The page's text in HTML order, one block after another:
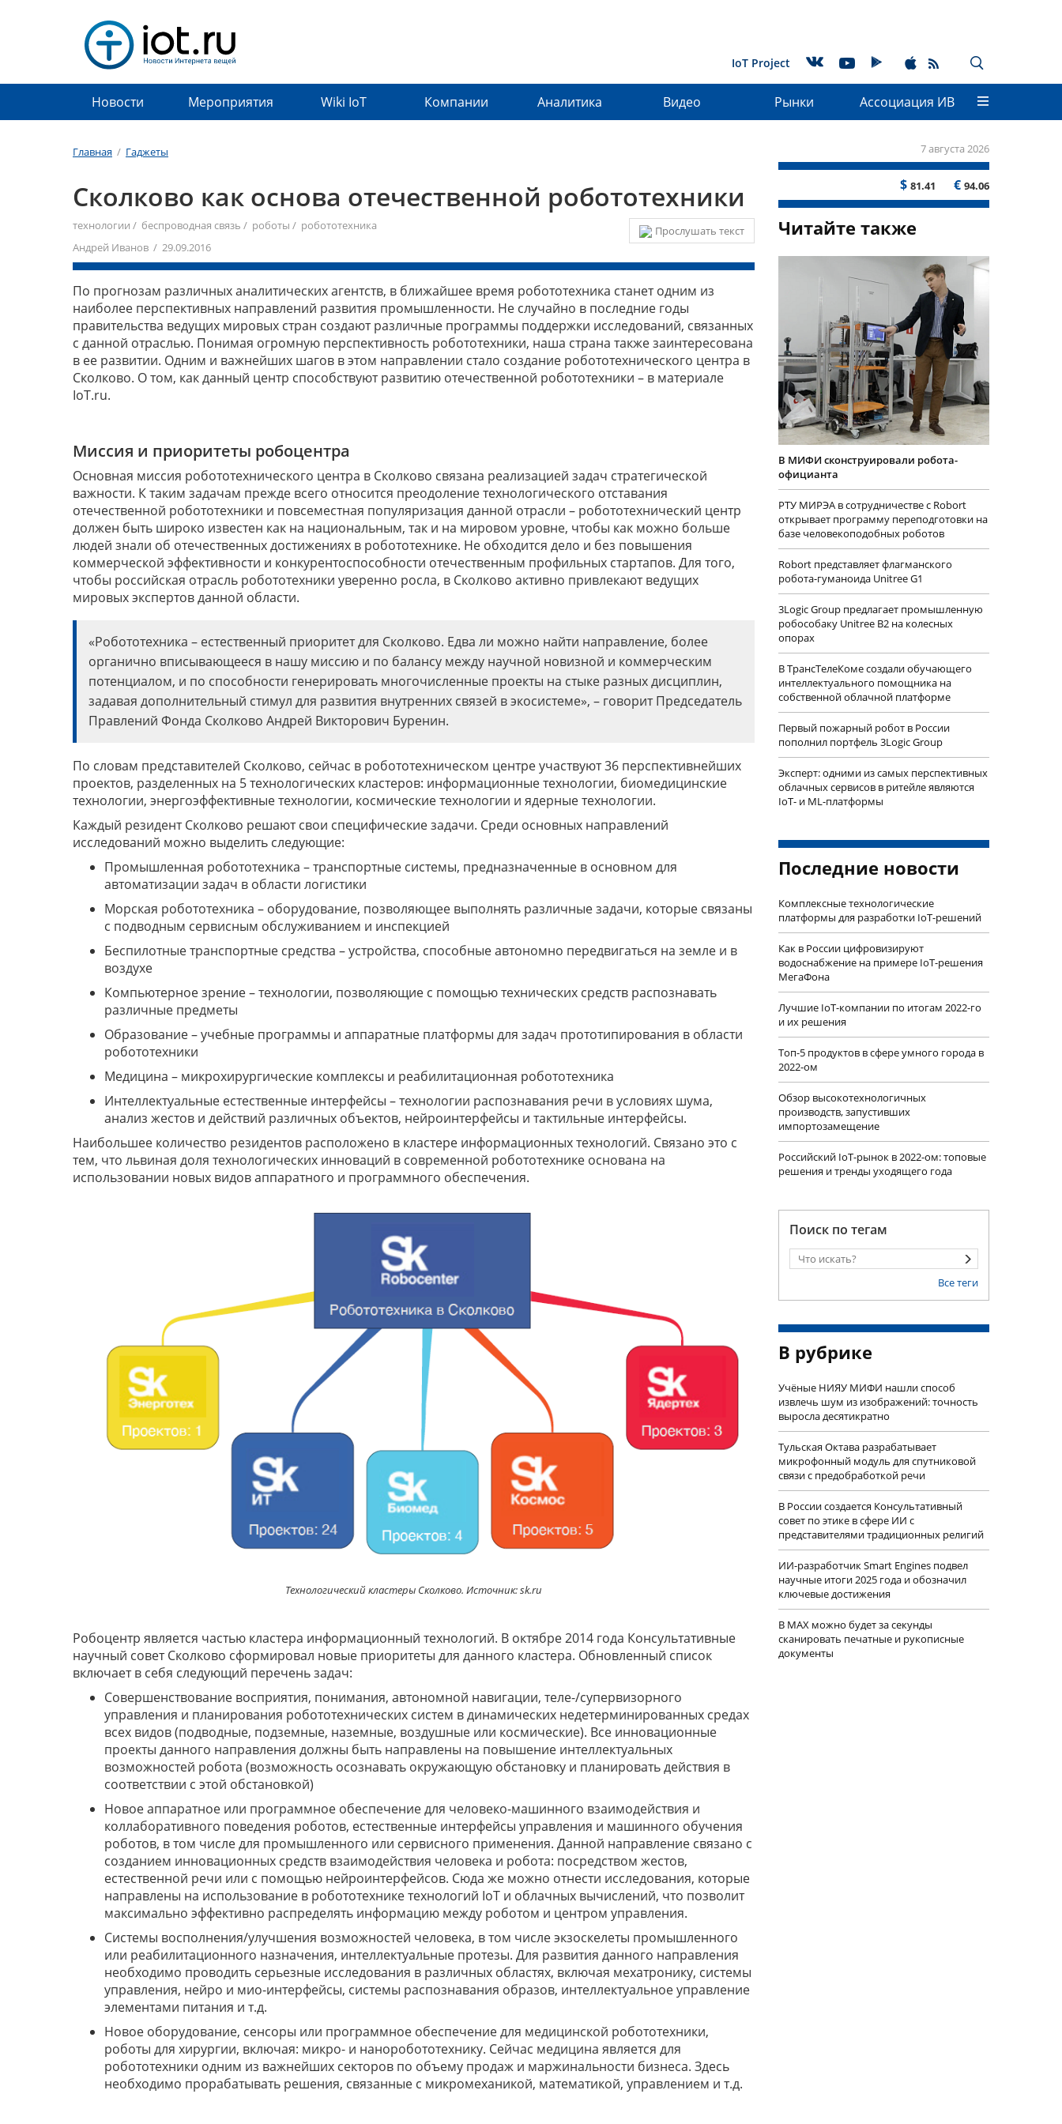
IoT Project
Новости Мероприятия Wiki IoT Компании Аналитика Видео Рынки Ассоциация ИВ
Главная / Гаджеты 7 августа 2026
$ 81.41 € 94.06
Сколково как основа отечественной робототехники
Прослушать текст
технологии / беспроводная связь / роботы / робототехника
Андрей Иванов / 29.09.2016
По прогнозам различных аналитических агентств, в ближайшее время робототехника станет одним из
наиболее перспективных направлений развития промышленности. Не случайно в последние годы
правительства ведущих мировых стран создают различные программы поддержки исследований, связанных
с данной отраслью. Понимая огромную перспективность робототехники, наша страна также заинтересована
в ее развитии. Одним и важнейших шагов в этом направлении стало создание робототехнического центра в
Сколково. О том, как данный центр способствуют развитию отечественной робототехники – в материале
IoT.ru.
Миссия и приоритеты робоцентра
Основная миссия робототехнического центра в Сколково связана реализацией задач стратегической
важности. К таким задачам прежде всего относится преодоление технологического отставания
отечественной робототехники и повсеместная популяризация данной отрасли – робототехнический центр
должен быть широко известен как на национальным, так и на мировом уровне, чтобы как можно больше
людей знали об отечественных достижениях в робототехнике. Не обходится дело и без повышения
коммерческой эффективности и конкурентоспособности отечественным профильных стартапов. Для того,
чтобы российская отрасль робототехники уверенно росла, в Сколково активно привлекают ведущих
мировых экспертов данной области.
«Робототехника – естественный приоритет для Сколково. Едва ли можно найти направление, более
органично вписывающееся в нашу миссию и по балансу между научной новизной и коммерческим
потенциалом, и по способности генерировать многочисленные проекты на стыке разных дисциплин,
задавая дополнительный стимул для развития внутренних связей в экосистеме», – говорит Председатель
Правлений Фонда Сколково Андрей Викторович Буренин.
По словам представителей Сколково, сейчас в робототехническом центре участвуют 36 перспективнейших
проектов, разделенных на 5 технологических кластеров: информационные технологии, биомедицинские
технологии, энергоэффективные технологии, космические технологии и ядерные технологии.
Каждый резидент Сколково решают свои специфические задачи. Среди основных направлений
исследований можно выделить следующие:
Промышленная робототехника – транспортные системы, предназначенные в основном для
автоматизации задач в области логистики
Морская робототехника – оборудование, позволяющее выполнять различные задачи, которые связаны
с подводным сервисным обслуживанием и инспекцией
Беспилотные транспортные средства – устройства, способные автономно передвигаться на земле и в
воздухе
Компьютерное зрение – технологии, позволяющие с помощью технических средств распознавать
различные предметы
Образование – учебные программы и аппаратные платформы для задач прототипирования в области
робототехники
Медицина – микрохирургические комплексы и реабилитационная робототехника
Интеллектуальные естественные интерфейсы – технологии распознавания речи в условиях шума,
анализ жестов и действий различных объектов, нейроинтерфейсы и тактильные интерфейсы.
Наибольшее количество резидентов расположено в кластере информационных технологий. Связано это с
тем, что львиная доля технологических инноваций в современной робототехнике основана на
использовании новых видов аппаратного и программного обеспечения.
Технологический кластеры Сколково. Источник: sk.ru
Робоцентр является частью кластера информационный технологий. В октябре 2014 года Консультативные
научный совет Сколково сформировал новые приоритеты для данного кластера. Обновленный список
включает в себя следующий перечень задач:
Совершенствование восприятия, понимания, автономной навигации, теле-/супервизорного
управления и планирования робототехнических систем в динамических недетерминированных средах
всех видов (подводные, подземные, наземные, воздушные или космические). Все инновационные
проекты данного направления должны быть направлены на повышение интеллектуальных
возможностей робота (возможность осознавать окружающую обстановку и планировать действия в
соответствии с этой обстановкой)
Новое аппаратное или программное обеспечение для человеко-машинного взаимодействия и
коллаборативного поведения роботов, естественные интерфейсы управления и машинного обучения
роботов, в том числе для промышленного или сервисного применения. Данной направление связано с
созданием инновационных средств взаимодействия человека и робота: посредством жестов,
естественной речи или с помощью нейроинтерфейсов. Сюда же можно отнести исследования, которые
направлены на использование в робототехнике технологий IoT и облачных вычислений, что позволит
максимально эффективно распределять информацию между роботом и центром управления.
Системы восполнения/улучшения возможностей человека, в том числе экзоскелеты промышленного
или реабилитационного назначения, интеллектуальные протезы. Для развития данного направления
необходимо проводить серьезные исследования в различных областях, включая мехатронику, системы
управления, нейро и мио-интерфейсы, системы распознавания образов, интеллектуальное управление
элементами питания и т.д.
Новое оборудование, сенсоры или программное обеспечение для медицинской робототехники,
роботы для хирургии, включая: микро- и наноробототехнику. Сейчас медицина является для
робототехники одним из важнейших секторов по объему продаж и маржинальности бизнеса. Здесь
необходимо прорабатывать решения, связанные с микромеханикой, математикой, управлением и т.д.
Читайте также
В МИФИ сконструировали робота-
официанта
РТУ МИРЭА в сотрудничестве с Robort
открывает программу переподготовки на
базе человекоподобных роботов
Robort представляет флагманского
робота-гуманоида Unitree G1
3Logic Group предлагает промышленную
робособаку Unitree B2 на колесных
опорах
В ТрансТелеКоме создали обучающего
интеллектуального помощника на
собственной облачной платформе
Первый пожарный робот в России
пополнил портфель 3Logic Group
Эксперт: одними из самых перспективных
облачных сервисов в ритейле являются
IoT- и ML-платформы
Последние новости
Комплексные технологические
платформы для разработки IoT-решений
Как в России цифровизируют
водоснабжение на примере IoT-решения
МегаФона
Лучшие IoT-компании по итогам 2022-го
и их решения
Топ-5 продуктов в сфере умного города в
2022-ом
Обзор высокотехнологичных
производств, запустивших
импортозамещение
Российский IoT-рынок в 2022-ом: топовые
решения и тренды уходящего года
Поиск по тегам
Все теги
В рубрике
Учëные НИЯУ МИФИ нашли способ
извлечь шум из изображений: точность
выросла десятикратно
Тульская Октава разрабатывает
микрофонный модуль для спутниковой
связи с предобработкой речи
В России создается Консультативный
совет по этике в сфере ИИ с
представителями традиционных религий
ИИ-разработчик Smart Engines подвел
научные итоги 2025 года и обозначил
ключевые достижения
В MAX можно будет за секунды
сканировать печатные и рукописные
документы